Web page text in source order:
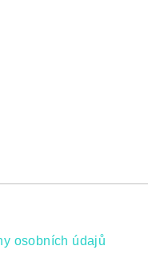
osobních údajů